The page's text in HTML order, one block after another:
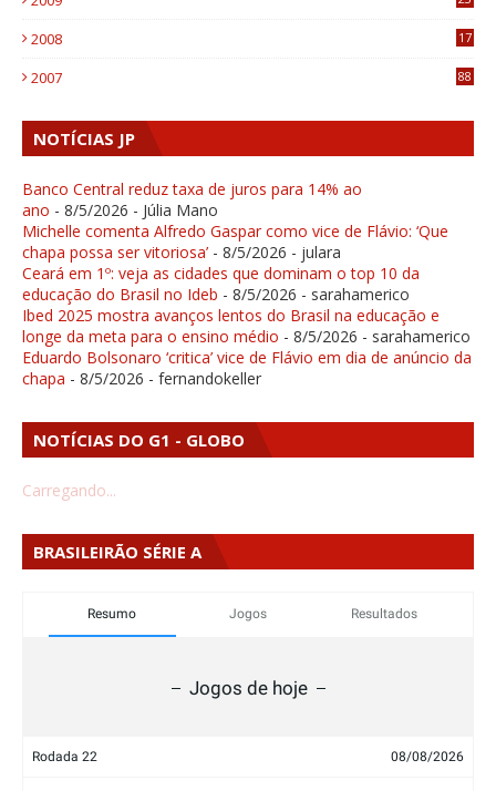
2008
17
2007 88
NOTÍCIAS JP
Banco Central reduz taxa de juros para 14% ao
ano - 8/5/2026 - Júlia Mano
Michelle comenta Alfredo Gaspar como vice de Flávio: ‘Que
chapa possa ser vitoriosa’ - 8/5/2026 - julara
Ceará em 1º: veja as cidades que dominam o top 10 da
educação do Brasil no Ideb - 8/5/2026 - sarahamerico
Ibed 2025 mostra avanços lentos do Brasil na educação e
longe da meta para o ensino médio - 8/5/2026 - sarahamerico
Eduardo Bolsonaro ‘critica’ vice de Flávio em dia de anúncio da
chapa - 8/5/2026 - fernandokeller
NOTÍCIAS DO G1 - GLOBO
Carregando...
BRASILEIRÃO SÉRIE A
Resumo Jogos Resultados
Jogos de hoje
Rodada 22 08/08/2026